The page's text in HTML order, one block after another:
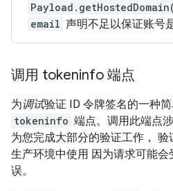
email 声明不足以保证账号
调用 tokeninfo 端点
为调试验证 ID 令牌签名的一种
tokeninfo 端点。调用此端点
为您完成大部分的验证工作，
生产环境中使用 因为请求可能
误。